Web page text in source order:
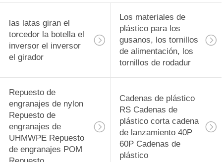
las latas giran el
torcedor la botella el
inversor el inversor
el girador
Los materiales de
plástico para los
gusanos, los tornillos
de alimentación, los
tornillos de rodadur
Repuesto de
engranajes de nylon
Repuesto de
engranajes de
UHMWPE Repuesto
de engranajes POM
Cadenas de plástico
RS Cadenas de
plástico corta cadena
de lanzamiento 40P
60P Cadenas de
plástico